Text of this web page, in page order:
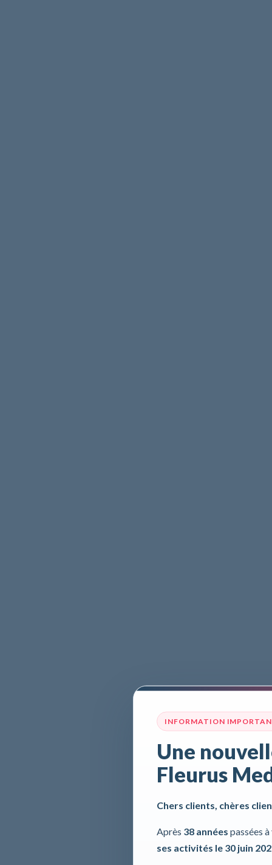
INFORMATION
Une
Fleurus
Chers clients, chères
Après 38 années passées
ses activités le 30 juin